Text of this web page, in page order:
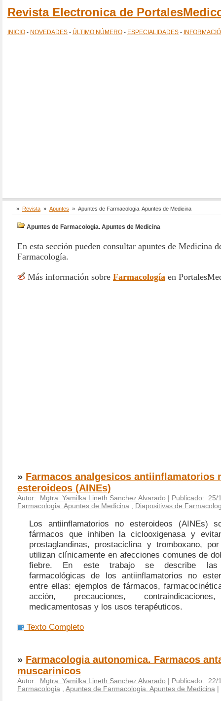
Revista Electronica de
INICIO - NOVEDADES - ÚLTIMO NÚMERO - ESPECIALIDADES -
» Revista » Apuntes » Apuntes de Farmacologia. Apuntes de Medicina
Apuntes de Farmacologia. Apuntes de Medicina
En esta sección pueden consultar apuntes de Medicina
Farmacología.
Más información sobre Farmacología en
» Farmacos analgesicos antiinflamatorios
esteroideos (AINEs)
Autor: Mgtra. Yamilka Lineth Sanchez Alvarado | Publicado: 25/
Farmacologia. Apuntes de Medicina
Diapositivas de
Los antiinflamatorios no esteroideos (AINEs)
fármacos que inhiben la ciclooxigenasa y
prostaglandinas, prostaciclina y tromboxano,
utilizan clínicamente en afecciones comunes de
fiebre. En este trabajo se describe las
farmacológicas de los antiinflamatorios no
entre ellas: ejemplos de fármacos,
acción, precauciones,
medicamentosas y los usos terapéuticos.
Texto Completo
» Farmacologia autonomica. Farmacos
muscarinicos
Autor: Mgtra. Yamilka Lineth Sanchez Alvarado | Publicado: 22/
Farmacologia
Apuntes de Farmacologia. Apuntes de Medicina |